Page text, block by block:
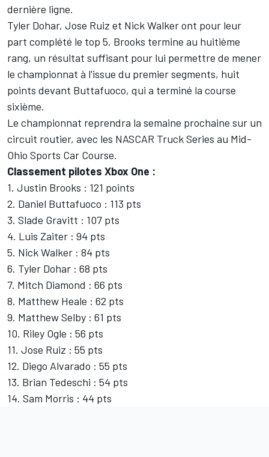
dernière ligne.
Tyler Dohar, Jose Ruiz et Nick Walker ont pour leur
part complété le top 5. Brooks termine au huitième
rang, un résultat suffisant pour lui permettre de mener
le championnat à l'issue du premier segments, huit
points devant Buttafuoco, qui a terminé la course
sixième.
Le championnat reprendra la semaine prochaine sur un
circuit routier, avec les NASCAR Truck Series au Mid-
Ohio Sports Car Course.
Classement pilotes Xbox One :
1. Justin Brooks : 121 points
2. Daniel Buttafuoco : 113 pts
3. Slade Gravitt : 107 pts
4. Luis Zaiter : 94 pts
5. Nick Walker : 84 pts
6. Tyler Dohar : 68 pts
7. Mitch Diamond : 66 pts
8. Matthew Heale : 62 pts
9. Matthew Selby : 61 pts
10. Riley Ogle : 56 pts
11. Jose Ruiz : 55 pts
12. Diego Alvarado : 55 pts
13. Brian Tedeschi : 54 pts
14. Sam Morris : 44 pts